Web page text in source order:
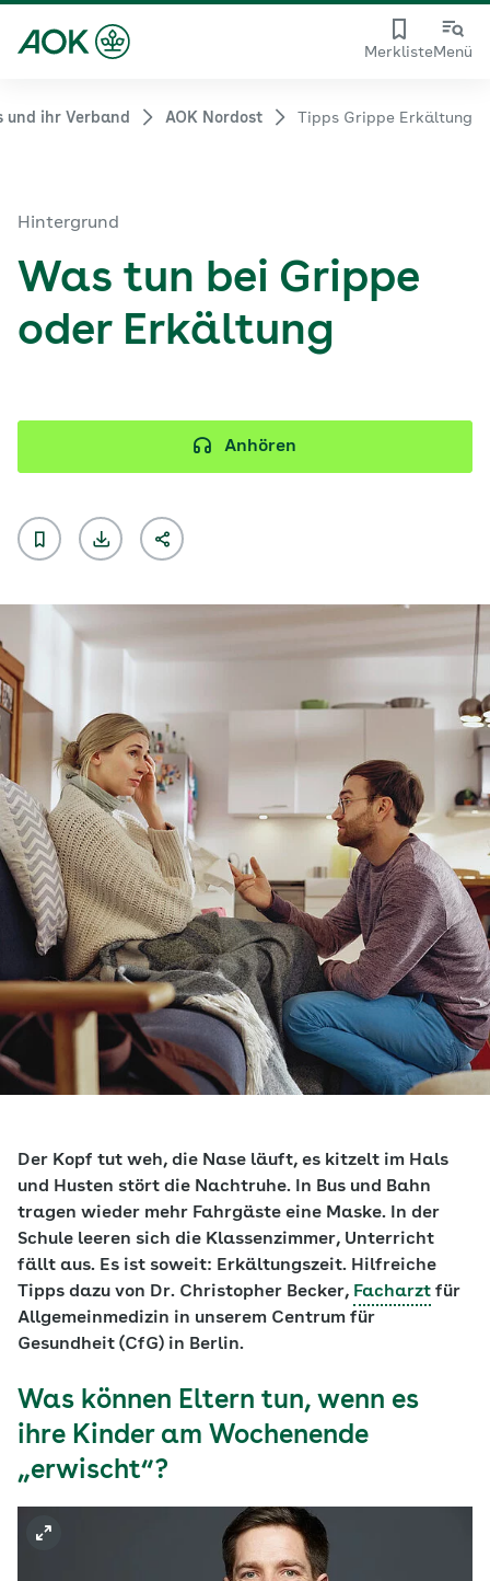
MerklisteMenü
und ihr Verband AOK Nordost Tipps Grippe Erkältung
Hintergrund
Was tun bei Grippe
oder Erkältung
Anhören
Der Kopf tut weh, die Nase läuft, es kitzelt im Hals
und Husten stört die Nachtruhe. In Bus und Bahn
tragen wieder mehr Fahrgäste eine Maske. In der
Schule leeren sich die Klassenzimmer, Unterricht
fällt aus. Es ist soweit: Erkältungszeit. Hilfreiche
Tipps dazu von Dr. Christopher Becker, Facharzt für
Allgemeinmedizin in unserem Centrum für
Gesundheit (CfG) in Berlin.
Was können Eltern tun, wenn es
ihre Kinder am Wochenende
„erwischt“?